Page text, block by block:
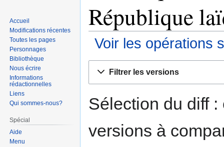
République
Voir les opérations
navigation
recherche
Filtrer les versions
Sélection du diff
versions à
Accueil
Modifications récentes
Toutes les pages
Personnages
Bibliothèque
Nous écrire
Informations
rédactionnelles
Liens
Qui sommes-nous?
Spécial
Aide
Menu